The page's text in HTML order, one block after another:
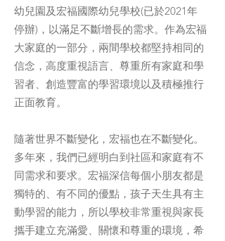
幼兒園及宏福國際幼兒學校(已於2021年
停辦)，以滿足不斷增長的需求。作為宏福
大家庭的一部分，兩間學校都堅持相同的
信念，高度重視語言、尊重所有家庭和學
習者、創造豐富的學習環境以及積極推行
正面教育。
隨著世界不斷變化，宏福也在不斷變化。
多年來，我們已經明白到社區和家庭有不
同需求和要求。宏福深信每個小朋友都是
獨特的、有不同的優點，孩子天生具有主
動學習的能力，所以學校非常重視與家長
攜手建立充滿愛、關懷和尊重的環境，希